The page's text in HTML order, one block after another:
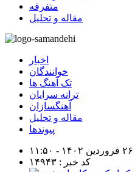
متفرقه
مقاله و تحلیل
اخبار
خوانندگان
تک آهنگ ها
ترانه سرایان
آهنگسازان
مقاله و تحلیل
پیوندها
کد خبر : ۱۴۹۴۳